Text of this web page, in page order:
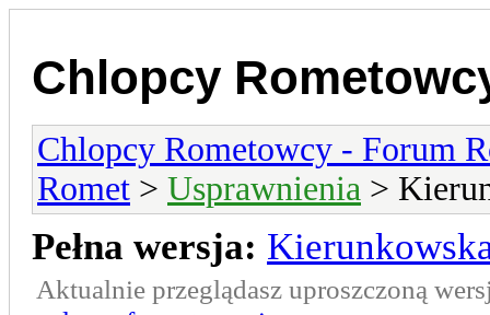
Chlopcy
Chlopcy Rometowcy - Forum
Romet > Usprawnienia >
Pełna wersja:
Aktualnie przeglądasz uproszczoną